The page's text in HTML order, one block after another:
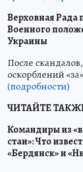
Верховная Рада
Военного
Украины
После
оскорблений
(подробности)
ЧИТАЙТЕ
Командиры из
стаи»: Что
«Бердянск» и